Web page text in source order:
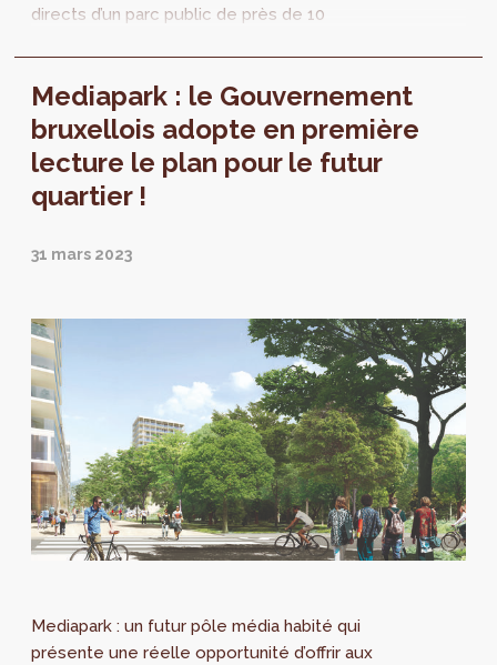
directs d’un parc public de près de 10
première, en cœur de ville !
Mediapark : le Gouvernement
bruxellois adopte en première
lecture le plan pour le futur
quartier !
31 mars 2023
Mediapark : un futur pôle média habité qui
présente une réelle opportunité d’offrir aux